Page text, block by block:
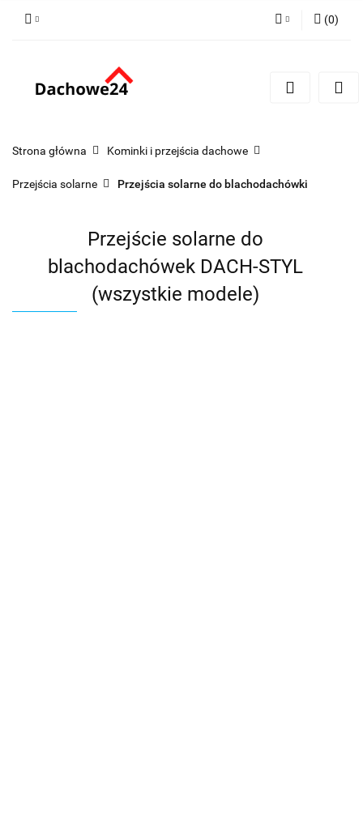
Zarejestruj się
(0)
Strona główna Kominki i przejścia dachowe
Przejścia solarne Przejścia solarne do blachodachówki
Przejście solarne do
blachodachówek DACH-STYL
(wszystkie modele)